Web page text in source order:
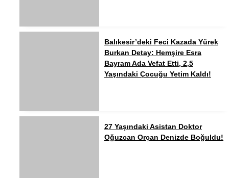
Balıkesir’deki Feci Kazada Yürek
Burkan Detay: Hemşire Esra
Bayram Ada Vefat Etti, 2,5
Yaşındaki Çocuğu Yetim Kaldı!
27 Yaşındaki Asistan Doktor
Oğuzcan Orçan Denizde Boğuldu!